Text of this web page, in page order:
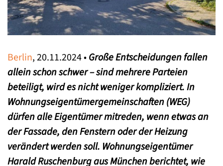
Berlin, 20.11.2024 •Große Entscheidungen fallen
allein schon schwer – sind mehrere Parteien
beteiligt, wird es nicht weniger kompliziert. In
Wohnungseigentümergemeinschaften (WEG)
dürfen alle Eigentümer mitreden, wenn etwas an
der Fassade, den Fenstern oder der Heizung
verändert werden soll. Wohnungseigentümer
Harald Ruschenburg aus München berichtet, wie